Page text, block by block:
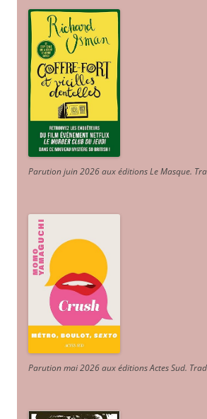
Parution juin 2026 aux éditions Le Masque.
Parution mai 2026 aux éditions Actes Sud.